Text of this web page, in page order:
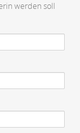
werden soll